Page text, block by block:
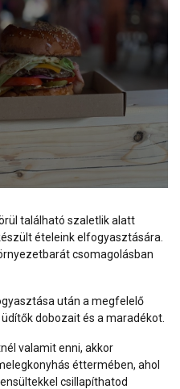
található szaletlik alatt
ételeink elfogyasztására.
csomagolásban
után a megfelelő
dobozait és a maradékot.
valamit enni, akkor
éttermében, ahol
csillapíthatod